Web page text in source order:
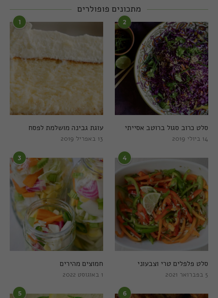
מתכונים פופולרים
1
עוגת גבינה מושלמת לפסח
13 באפריל 2019
2
סלט כרוב סגול ברוטב אסייתי
14 ביולי 2019
3
חמוצים מהירים
1 באוגוסט 2022
4
סלט פלפלים טרי וצבעוני
5 בפברואר 2021
5 6